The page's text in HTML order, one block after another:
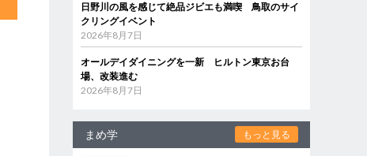
日野川の風を感じて絶品ジビエも満喫 鳥取のサイ
クリングイベント
2026年8月7日
オールデイダイニングを一新 ヒルトン東京お台
場、改装進む
2026年8月7日
まめ学 もっと見る